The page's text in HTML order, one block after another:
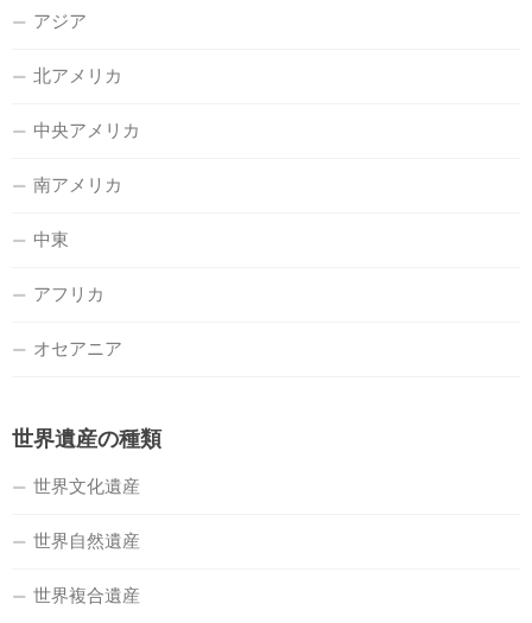
アジア
北アメリカ
中央アメリカ
南アメリカ
中東
アフリカ
オセアニア
世界遺産の種類
世界文化遺産
世界自然遺産
世界複合遺産